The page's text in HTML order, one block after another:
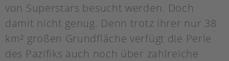
von Superstars besucht werden. Doch
damit nicht genug. Denn trotz ihrer nur 38
km² großen Grundfläche verfügt die Perle
des Pazifiks auch noch über zahlreiche